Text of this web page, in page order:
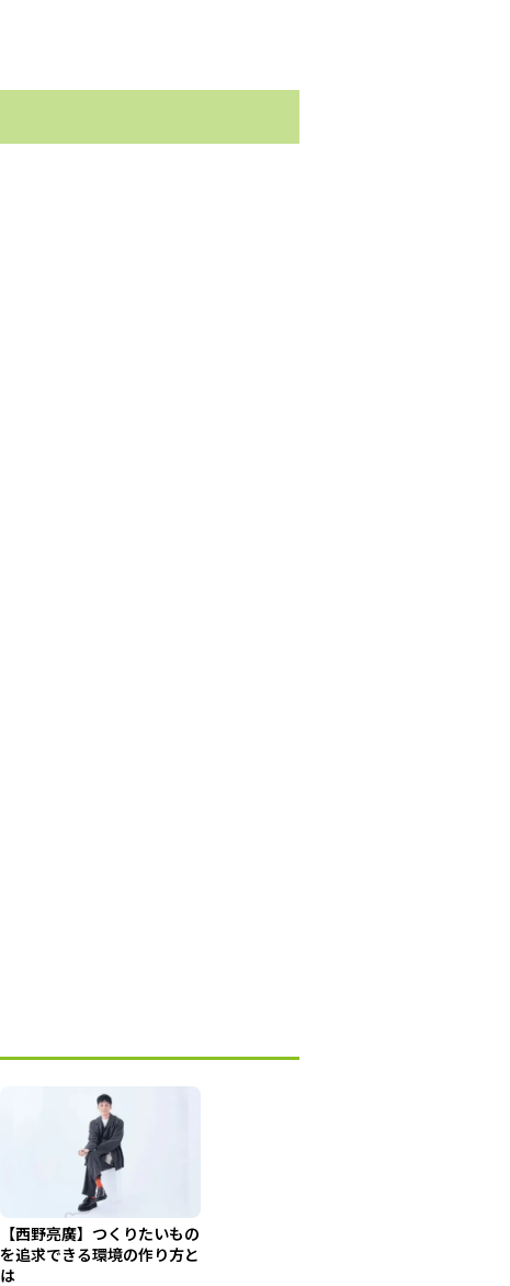
【西野亮廣】つくりたいもの
を追求できる環境の作り方と
は